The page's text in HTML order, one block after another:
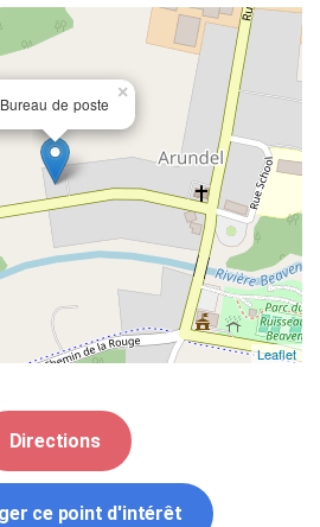
Bureau de poste
×
Leaflet
Directions
ce point d'intérêt